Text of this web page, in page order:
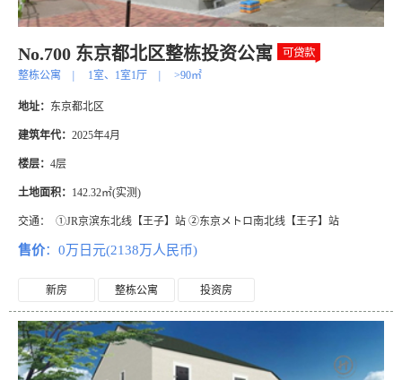
No.700 东京都北区整栋投资公寓
整栋公寓 1室、1室1厅 >90㎡
地址： 东京都北区
建筑年代： 2025年4月
楼层： 4层
土地面积： 142.32㎡(实测)
交通： ①JR京滨东北线【王子】站 ②东京メトロ南北线【王子】站
售价：0万日元(2138万人民币)
新房 整栋公寓 投资房